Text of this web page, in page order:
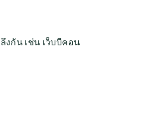
งกัน เช่น เว็บบีคอน